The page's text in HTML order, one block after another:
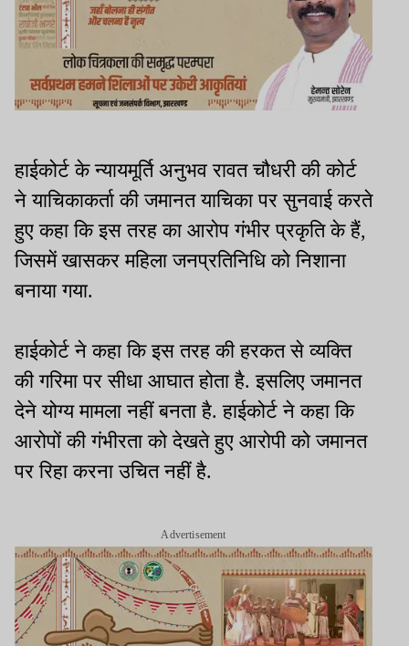
हाईकोर्ट के न्यायमूर्ति अनुभव रावत चौधरी की कोर्ट
ने याचिकाकर्ता की जमानत याचिका पर सुनवाई करते
हुए कहा कि इस तरह का आरोप गंभीर प्रकृति के हैं,
जिसमें खासकर महिला जनप्रतिनिधि को निशाना
बनाया गया.
हाईकोर्ट ने कहा कि इस तरह की हरकत से व्यक्ति
की गरिमा पर सीधा आघात होता है. इसलिए जमानत
देने योग्य मामला नहीं बनता है. हाईकोर्ट ने कहा कि
आरोपों की गंभीरता को देखते हुए आरोपी को जमानत
पर रिहा करना उचित नहीं है.
Advertisement